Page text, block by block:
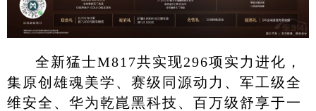
全新猛士M817共实现296项实力进化，
集原创雄魂美学、赛级同源动力、军工级全
维安全、华为乾崑黑科技、百万级舒享于一